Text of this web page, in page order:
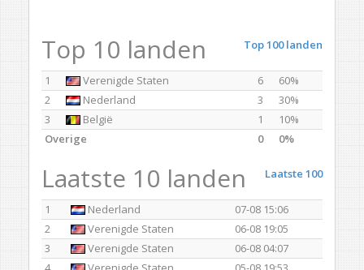
Top 100 landen
Top 10 landen
1 Verenigde Staten 6
60%
2
Nederland 3
30%
3
België 1
10%
Overige
0 0%
Laatste 100
Laatste 10 landen
1 Nederland
07-08 15:06
2
Verenigde Staten
06-08 19:05
3
Verenigde Staten
06-08 04:07